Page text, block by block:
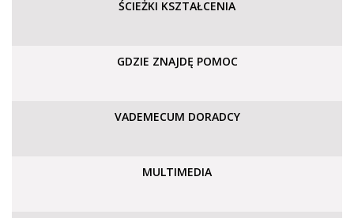
ŚCIEŻKI KSZTAŁCENIA
GDZIE ZNAJDĘ POMOC
VADEMECUM DORADCY
MULTIMEDIA